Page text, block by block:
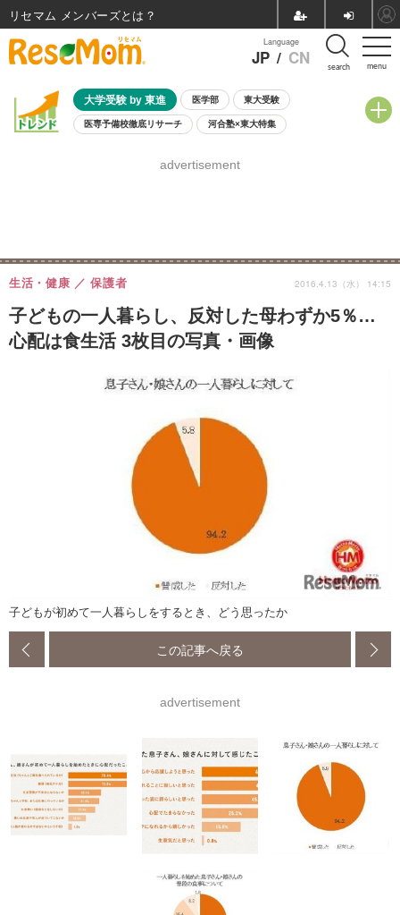
menu
Language
JP / CN search
大学受験 by 東進 医学部 東大受験
医専予備校徹底リサーチ 河合塾×東大特集
8月開催学校説明会・相談会
advertisement
子どもの一人暮らし、反対した母わずか5％…
心配は食生活 3枚目の写真・画像
生活・健康 保護者 2016.4.13（水） 14:15
子どもが初めて一人暮らしをするとき、どう思ったか
この記事へ戻る
advertisement
リセマム メンバーズ